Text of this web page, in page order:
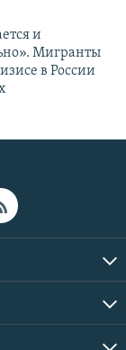
и
Мигранты
в России